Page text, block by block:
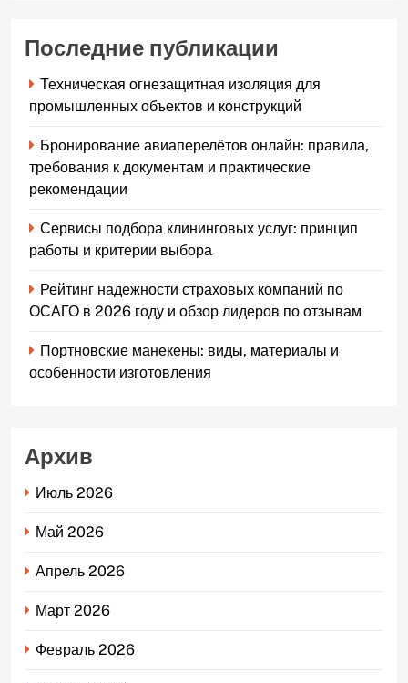
Последние публикации
Техническая огнезащитная изоляция для
промышленных объектов и конструкций
Бронирование авиаперелётов онлайн: правила,
требования к документам и практические
рекомендации
Сервисы подбора клининговых услуг: принцип
работы и критерии выбора
Рейтинг надежности страховых компаний по
ОСАГО в 2026 году и обзор лидеров по отзывам
Портновские манекены: виды, материалы и
особенности изготовления
Архив
Июль 2026
Май 2026
Апрель 2026
Март 2026
Февраль 2026